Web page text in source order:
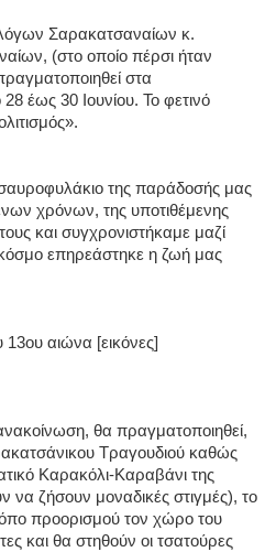
Σαρακατσαναίων κ.
(στο οποίο πέρσι ήταν
στα
έως 30 Ιουνίου. Το φετινό
της παράδοσής μας
χρόνων, της υποτιθέμενης
και συγχρονιστήκαμε μαζί
επηρεάστηκε η ζωή μας
13ου αιώνα [εικόνες]
θα πραγματοποιηθεί,
Τραγουδιού καθώς
Καρακόλι-Καραβάνι της
ζήσουν μοναδικές στιγμές), το
προορισμού τον χώρο του
και θα στηθούν οι τσατούρες